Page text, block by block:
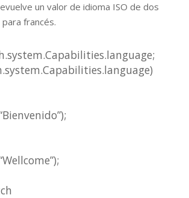
un valor de idioma ISO de dos
francés.